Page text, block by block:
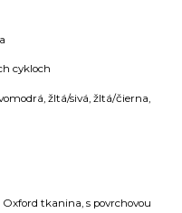
cykloch
žltá/sivá, žltá/čierna,
tkanina, s povrchovou